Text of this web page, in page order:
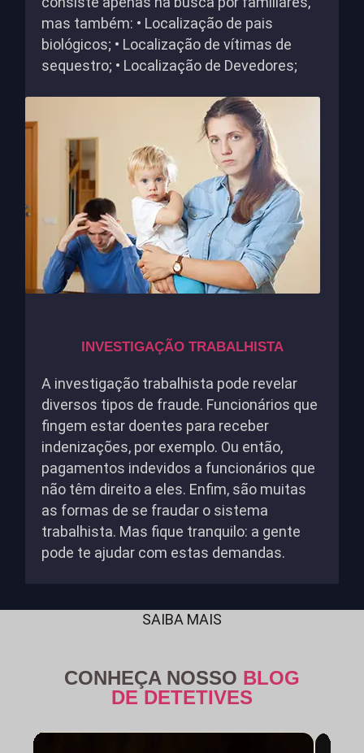
mas também: • Localização de pais
biológicos; • Localização de vítimas de
sequestro; • Localização de Devedores;
INVESTIGAÇÃO TRABALHISTA
A investigação trabalhista pode revelar
diversos tipos de fraude. Funcionários que
fingem estar doentes para receber
indenizações, por exemplo. Ou então,
pagamentos indevidos a funcionários que
não têm direito a eles. Enfim, são muitas
as formas de se fraudar o sistema
trabalhista. Mas fique tranquilo: a gente
pode te ajudar com estas demandas.
SAIBA MAIS
CONHEÇA NOSSO BLOG
DE DETETIVES